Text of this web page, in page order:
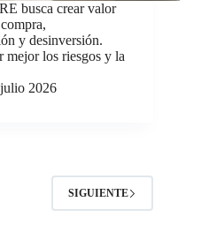
busca crear valor
y desinversión.
mejor los riesgos y la
2026
SIGUIENTE